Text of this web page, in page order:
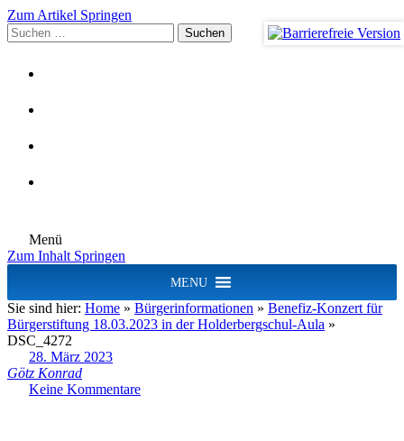
Zum Artikel Springen
Suchen
nach:
Menü
Zum Inhalt Springen
MENU
Sie sind hier: Home » Bürgerinformationen » Benefiz-Konzert für
Bürgerstiftung 18.03.2023 in der Holderbergschul-Aula »
DSC_4272
28. März 2023
Götz Konrad
Keine Kommentare